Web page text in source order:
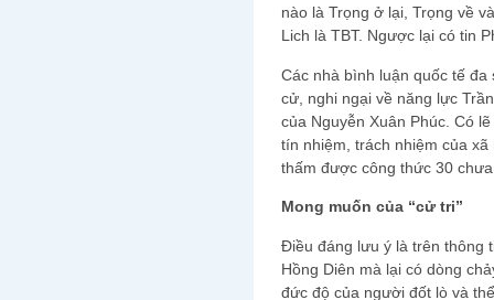
nào là Trọng ở lại, Trọng về
Lich là TBT. Ngược lại có tin
Các nhà bình luận quốc tế
cử, nghi ngại về năng lực
của Nguyễn Xuân Phúc. Có
tín nhiệm, trách nhiệm của
thấm được công thức 30
Mong muốn của “cử tri”
Điều đáng lưu ý là trên thông
Hồng Diên mà lại có dòng
đức độ của người đốt lò và